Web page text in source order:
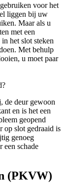
voor het
liggen bij uw
Maar als u
met een
het slot steken
Met behulp
u moet paar
de deur gewoon
en is het een
geopend
op slot gedraaid is
genoeg
een schade
(PKVW)